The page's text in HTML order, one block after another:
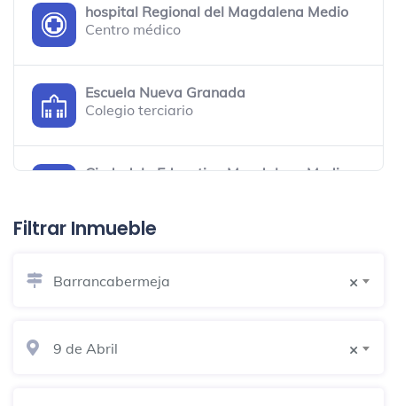
hospital Regional del Magdalena Medio
Centro médico
Escuela Nueva Granada
Colegio terciario
Ciudadela Educativa Magdalena Medio
Barrio María Eugenia Calle 43#57-04
Filtrar Inmueble
×
Barrancabermeja
×
9 de Abril